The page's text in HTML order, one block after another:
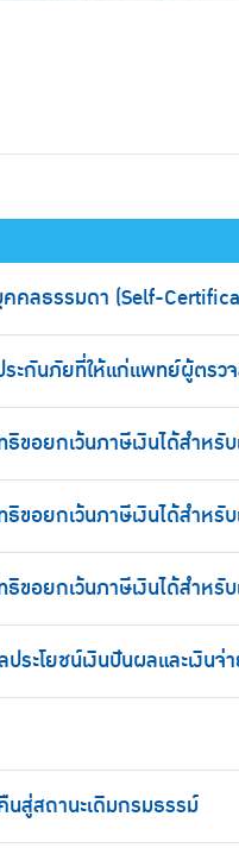
คคลธรรมดา (Self-
ะกันภัยที่ให้แก่แพทย์ผู้ตรว
ธิขอยกเว้นภาษีเงินได้สำหรั
ธิขอยกเว้นภาษีเงินได้สำห
ธิขอยกเว้นภาษีเงินได้สำห
ระโยชน์เงินปันผลและเงิ
สู่สถานะเดิมกรมธรรม์